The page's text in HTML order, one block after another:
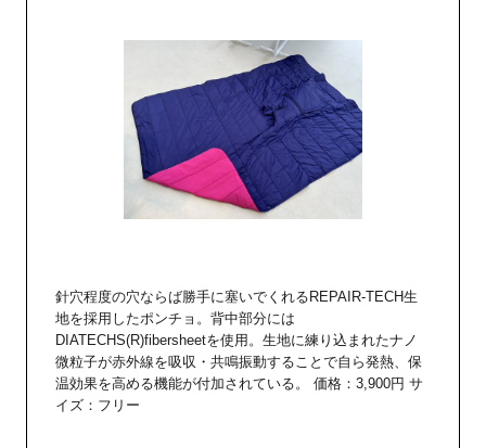
針穴程度の穴ならば勝手に塞いでくれるREPAIR-TECH生
地を採用したポンチョ。背中部分には
DIATECHS(R)fibersheetを使用。生地に練り込まれたナノ
微粒子が赤外線を吸収・共鳴振動することで自ら発熱、保
温効果を高める機能が付加されている。 価格：3,900円 サ
イズ：フリー